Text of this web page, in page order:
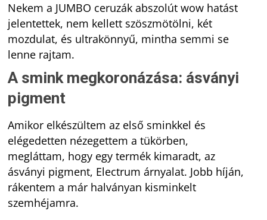
Nekem a JUMBO ceruzák abszolút wow hatást
jelentettek, nem kellett szöszmötölni, két
mozdulat, és ultrakönnyű, mintha semmi se
lenne rajtam.
A smink megkoronázása: ásványi
pigment
Amikor elkészültem az első sminkkel és
elégedetten nézegettem a tükörben,
megláttam, hogy egy termék kimaradt, az
ásványi pigment, Electrum árnyalat. Jobb híján,
rákentem a már halványan kisminkelt
szemhéjamra.